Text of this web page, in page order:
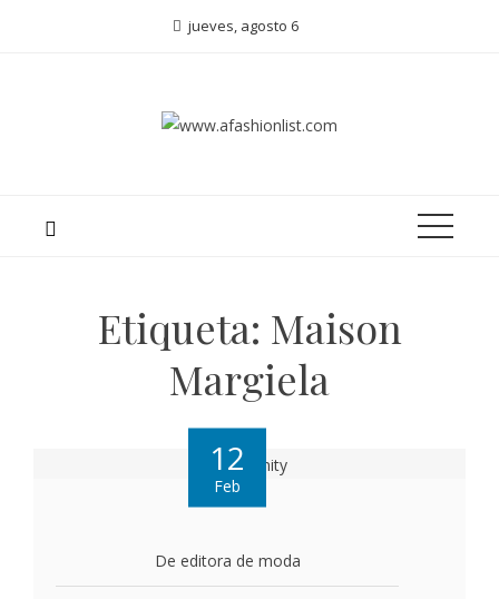
jueves, agosto 6
Etiqueta: Maison
Margiela
12
Feb
De editora de moda